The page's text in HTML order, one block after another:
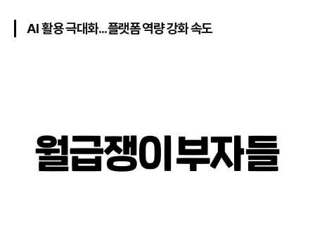
AI 활용 극대화...플랫폼 역량 강화 속도